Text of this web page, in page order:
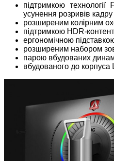
підтримкою
усунення розривів
розширеним колірним
підтримкою HDR-
ергономічною
розширеним набором
парою вбудованих
вбудованого до корпуса